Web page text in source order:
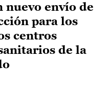
nuevo envío de
para los
centros
de la